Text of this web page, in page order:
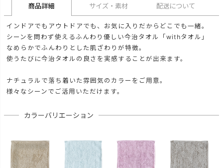
商品詳細 サイズ・素材 配送について
インドアでもアウトドアでも、お気に入りだからどこでも一緒。
シーンを問わず使えるふんわり優しい今治タオル「withタオル」
なめらかでふんわりとした肌ざわりが特徴。
使うたびに今治タオルの良さを実感することが出来ます。
ナチュラルで落ち着いた雰囲気のカラーをご用意。
様々なシーンでご活用いただけます。
カラーバリエーション